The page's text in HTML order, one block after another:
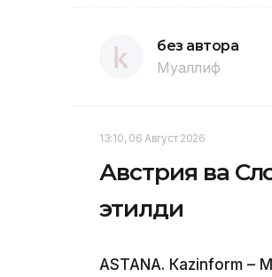
без автора
Муаллиф
13:10, 06 Август 2026
Австрия ва
этилди
ASTANА. Кazinform –